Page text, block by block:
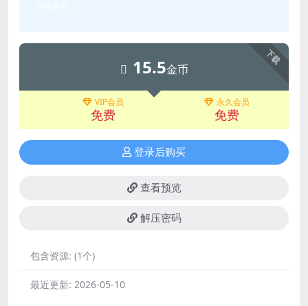
下载
15.5金币
VIP会员
免费
永久会员
免费
登录后购买
查看预览
解压密码
包含资源: (1个)
最近更新: 2026-05-10